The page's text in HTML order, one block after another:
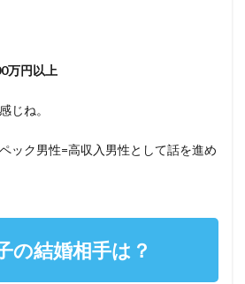
万円以上
じね。
ック男性=高収入男性として話を進め
の結婚相手は？